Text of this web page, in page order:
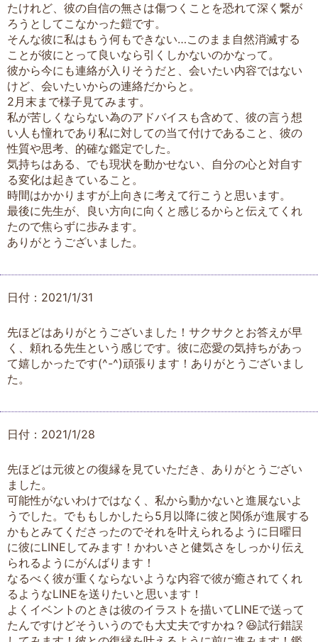
たけれど、彼の自信の無さは傷つくことを恐れて深く繋が
ろうとしてこなかった鎧です。
そんな彼に私はもう何もできない…このまま自然消滅する
ことが彼にとって良いなら引くしかないのかなって。
彼から今にも連絡が入りそうだと、会いたい内容ではない
けど、会いたいからの連絡だからと。
2月末まで様子見てみます。
私が苦しくならない為のアドバイスも含めて、彼の言う想
い人も憧れであり私に対しての当て付けであること、彼の
性質や思考、的確な鑑定でした。
気持ちはある、でも現状を動かせない、自分の心と対自す
る変化は起きていること。
時間はかかりますが上向きに考えて行こうと思います。
最後に先生が、良い方向に向くと感じるからと伝えてくれ
たので焦らずに歩みます。
ありがとうございました。
日付：2021/1/31
先ほどはありがとうございました！サクサクとお答えが早
く、頼れる先生という感じです。彼に恋愛の気持ちがあっ
て嬉しかったです(^-^)頑張ります！ありがとうございまし
た。
日付：2021/1/28
先ほどは元彼との復縁を見ていただき、ありがとうござい
ました。
可能性がないわけではなく、私から動かないと進展ないよ
うでした。でももしかしたら5月以降に彼と関係が進展する
かもとみてくださったのでそれを叶えられるように日曜日
に彼にLINEしてみます！かわいさと健気さをしっかり伝え
られるようにがんばります！
なるべく彼が重くならないような内容で彼が癒されてくれ
るようなLINEを送りたいと思います！
よくイベントのときは彼のイラストを描いてLINEで送って
たんですけどそういうのでも大丈夫ですかね？😆試行錯誤